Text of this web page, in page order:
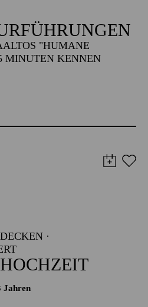
"HUMANE
MINUTEN KENNEN
·
Jahren